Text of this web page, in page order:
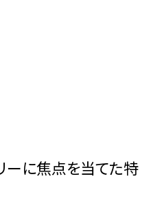
ーに焦点を当てた特